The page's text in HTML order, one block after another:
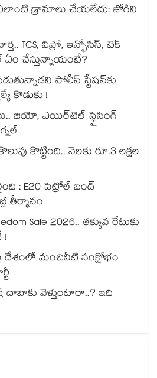
డ్రామాలు చేయలేదు: జోగిని
TCS, విప్రో, ఇన్ఫోసిస్, టెక్
చేస్తున్నాయంటే?
పోలీస్ స్టేషన్⁪కు
కొడుకు !
జియో, ఎయిర్‌టెల్ స్లైసింగ్
కొట్టింది.. నెలకు రూ.3 లక్షల
: E20 పెట్రోల్ బంద్
తీర్మానం
Sale 2026.. తక్కువ రేటుకు
!
దేశంలో మంచినీటి సంక్షోభం
వెళ్తుంటారా..? ఇది